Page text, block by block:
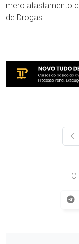
mero afastamento
de Drogas.